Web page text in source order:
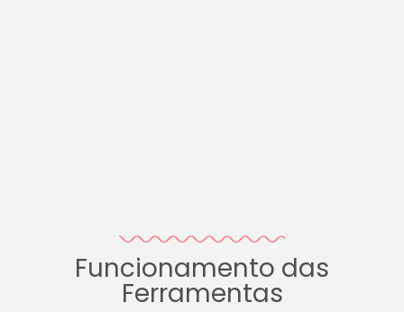
Funcionamento das
Ferramentas